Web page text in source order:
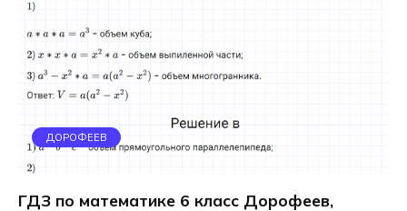
ДОРОФЕЕВ
ГДЗ по математике 6 класс Дорофеев,